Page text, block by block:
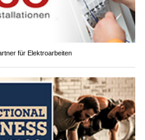
für Elektroarbeiten